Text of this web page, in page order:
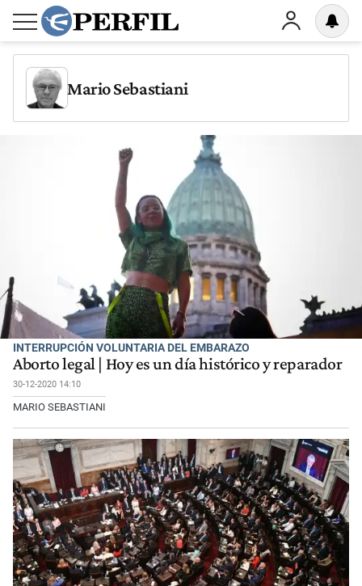
Mario Sebastiani
INTERRUPCIÓN VOLUNTARIA DEL EMBARAZO
Aborto legal | Hoy es un día histórico y reparador
30-12-2020 14:10
MARIO SEBASTIANI